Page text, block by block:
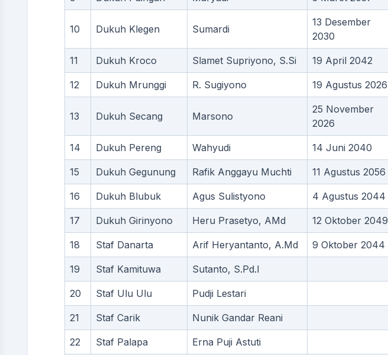
10 Dukuh Klegen Sumardi
13 Desember
2030
11 Dukuh Kroco Slamet Supriyono, S.Si 19 April 2042
12 Dukuh Mrunggi R. Sugiyono 19 Agustus 2026
13 Dukuh Secang Marsono
25 November
2026
14 Dukuh Pereng Wahyudi 14 Juni 2040
15 Dukuh Gegunung Rafik Anggayu Muchti 11 Agustus 2056
16 Dukuh Blubuk Agus Sulistyono 4 Agustus 2044
17 Dukuh Girinyono Heru Prasetyo, AMd 12 Oktober 2049
18 Staf Danarta Arif Heryantanto, A.Md 9 Oktober 2044
19 Staf Kamituwa Sutanto, S.Pd.I
20 Staf Ulu Ulu Pudji Lestari
21 Staf Carik Nunik Gandar Reani
22 Staf Palapa Erna Puji Astuti